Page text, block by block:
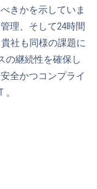
きかを示していま
理、そして24時間
社も同様の課題に
の継続性を確保し
全かつコンプライ